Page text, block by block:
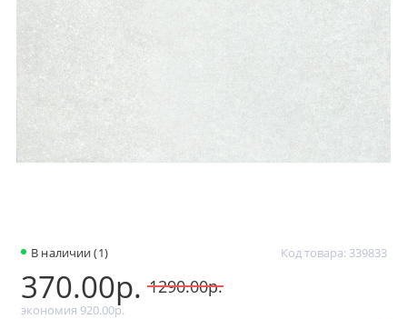
В наличии (1) Код товара: 339833
370.00р. 1290.00р.
экономия 920.00р.